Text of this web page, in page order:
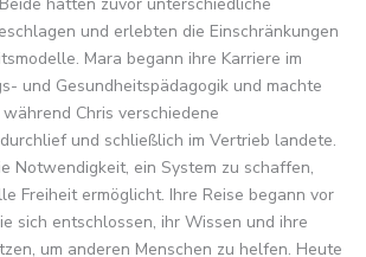
und erlebten die Einschränkungen
Mara begann ihre Karriere im
und Gesundheitspädagogik und machte
Chris verschiedene
und schließlich im Vertrieb landete.
Notwendigkeit, ein System zu schaffen,
Freiheit ermöglicht. Ihre Reise begann vor
sich entschlossen, ihr Wissen und ihre
um anderen Menschen zu helfen. Heute